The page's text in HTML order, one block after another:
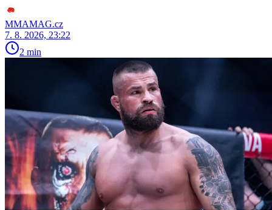
MMAMAG.cz
7. 8. 2026, 23:22
2 min